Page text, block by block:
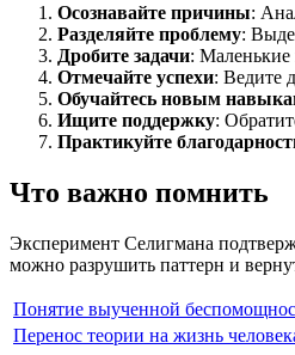
Осознавайте причины:
Разделяйте проблему:
Дробите задачи: Маленькие
Отмечайте успехи: Ведите
Обучайтесь новым
Ищите поддержку:
Практикуйте
Что важно помнить
Эксперимент Селигмана
можно разрушить паттерн и
Понятие выученной
Перенос теории на жизнь